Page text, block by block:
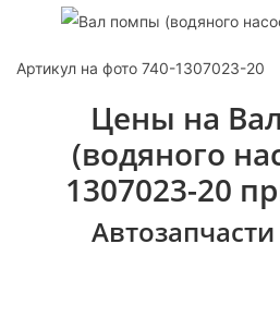
Артикул на фото 740-1307023-20
Цены на
(водяного
1307023-20